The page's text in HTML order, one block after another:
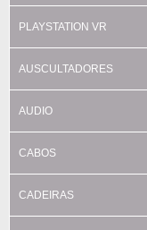
PLAYSTATION VR
AUSCULTADORES
AUDIO
CABOS
CADEIRAS